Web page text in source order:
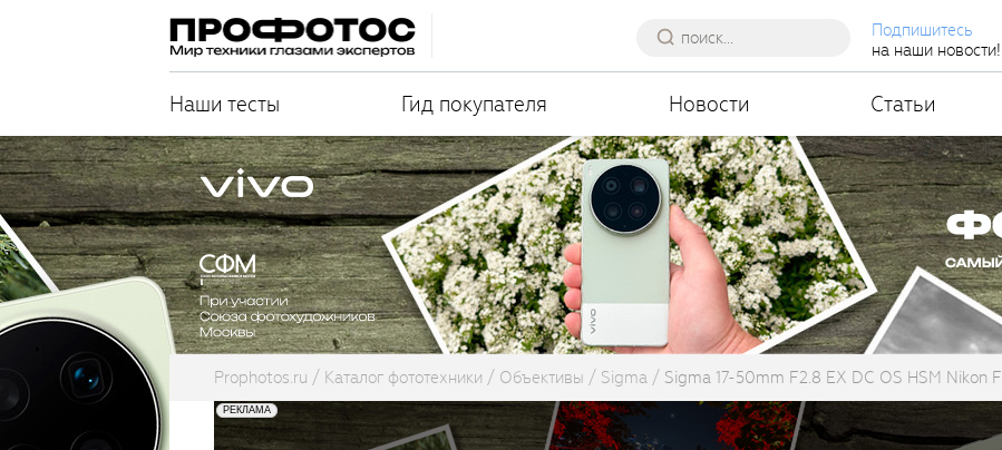
Подпишитесь
на наши новости!
Наши тесты Гид покупателя Новости Статьи
Prophotos.ru Каталог фототехники Объективы Sigma Sigma 17-50mm F2.8 EX DC OS HSM Nikon F